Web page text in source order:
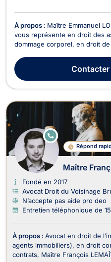
À propos : Maître Emmanuel
vous représente en droit des
dommage corporel, en droit
droit des assurances. Il sera
régler des litiges en cas de
Contacter
Répond
E
N
E
Maître
Fondé en 2017
Avocat Droit du Voisinage
N’accepte pas aide pro deo
Entretien téléphonique de
À propos : Avocat en droit de
agents immobiliers), en droit
contrats, Maître François